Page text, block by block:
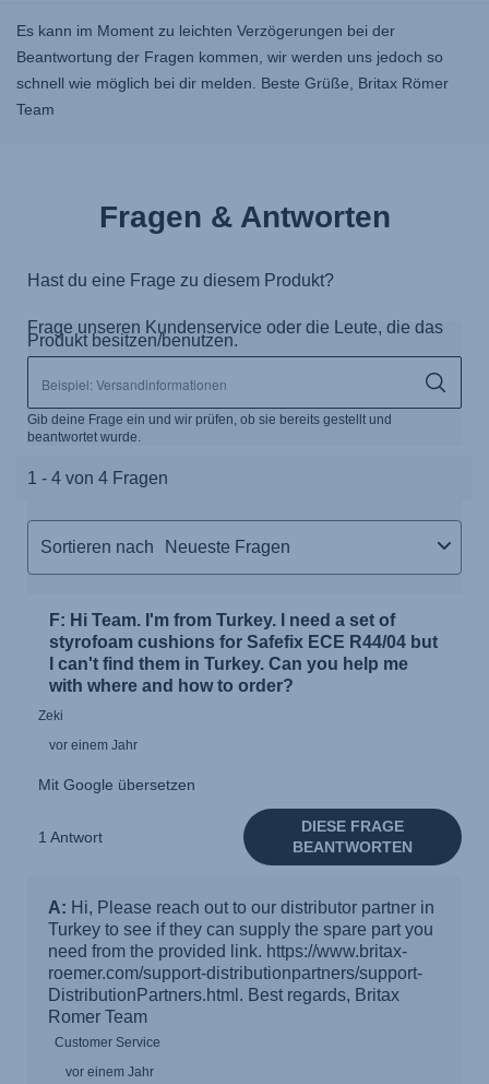
Es kann im Moment zu leichten Verzögerungen bei der
Beantwortung der Fragen kommen, wir werden uns jedoch so
schnell wie möglich bei dir melden. Beste Grüße, Britax Römer
Team
Fragen & Antworten